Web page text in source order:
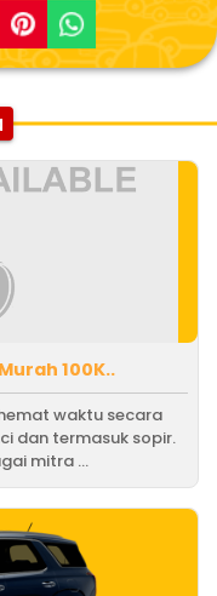
100K..
waktu secara
dan termasuk sopir.
mitra ...